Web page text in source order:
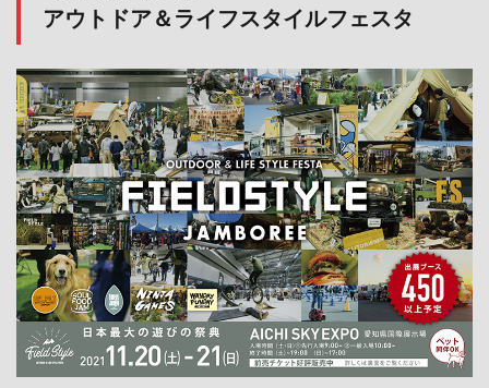
アウトドア＆ライフスタイルフェスタ